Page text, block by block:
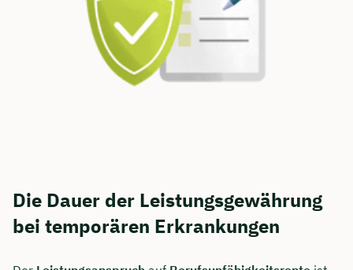
Die Dauer der Leistungsgewährung
bei temporären Erkrankungen